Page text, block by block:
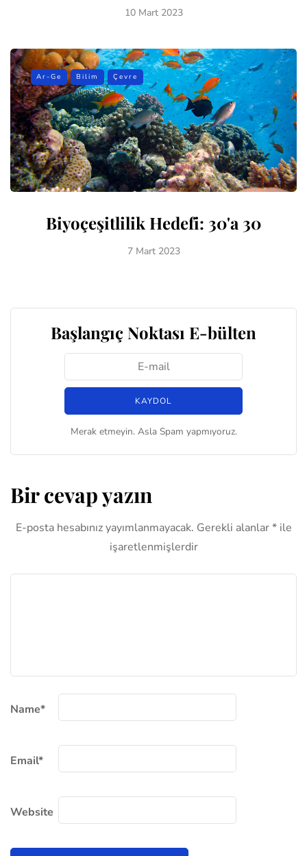
10 Mart 2023
Ar-Ge Bilim Çevre
Biyoçeşitlilik Hedefi: 30'a 30
7 Mart 2023
Başlangıç Noktası E-bülten
Merak etmeyin. Asla Spam yapmıyoruz.
Bir cevap yazın
E-posta hesabınız yayımlanmayacak. Gerekli alanlar*ile
işaretlenmişlerdir
Name*
Email*
Website